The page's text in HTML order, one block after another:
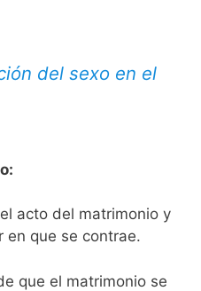
del sexo en el
acto del matrimonio y
en que se contrae.
que el matrimonio se